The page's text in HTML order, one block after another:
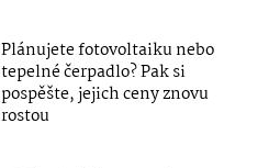
Plánujete fotovoltaiku nebo
tepelné čerpadlo? Pak si
pospěšte, jejich ceny znovu
rostou